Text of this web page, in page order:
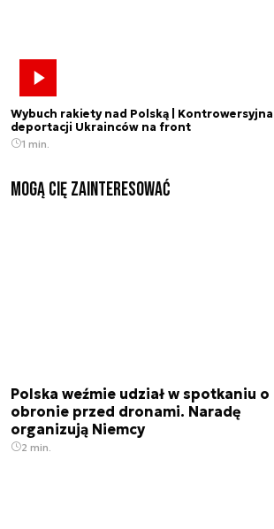
Wybuch rakiety nad Polską |
deportacji Ukrainców na front
1 min.
Mogą Cię zainteresować
Polska weźmie udział w spotkaniu o
obronie przed dronami. Naradę
organizują Niemcy
2 min.